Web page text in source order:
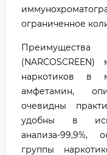
ограниченное
наркотиков в
амфетамин,
очевидны
удобны в
анализа-
группы